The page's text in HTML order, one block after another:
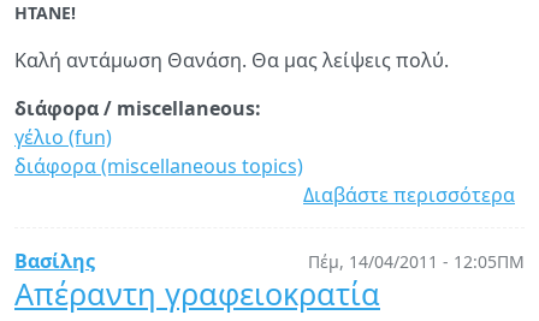
ΗΤΑΝΕ!
Καλή αντάμωση Θανάση. Θα μας λείψεις πολύ.
διάφορα / miscellaneous:
γέλιο (fun)
διάφορα (miscellaneous topics)
Διαβάστε περισσότερα
Πέμ, 14/04/2011 - 12:05ΠΜ
Βασίλης
Απέραντη γραφειοκρατία